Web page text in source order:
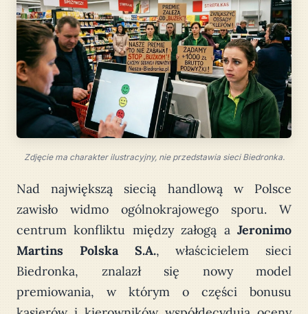
Zdjęcie ma charakter ilustracyjny, nie przedstawia sieci Biedronka.
Nad największą siecią handlową w Polsce
zawisło widmo ogólnokrajowego sporu. W
centrum konfliktu między załogą a Jeronimo
Martins Polska S.A., właścicielem sieci
Biedronka, znalazł się nowy model
premiowania, w którym o części bonusu